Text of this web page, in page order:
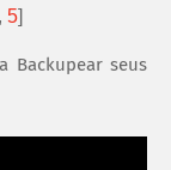
, 5]
Backupear seus